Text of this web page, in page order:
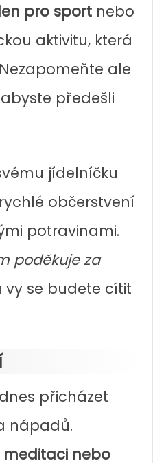
pro sport nebo
aktivitu, která
ale
předešli
jídelníčku
občerstvení
potravinami.
poděkuje za
vy se budete cítit
přicházet
nápadů.
nebo